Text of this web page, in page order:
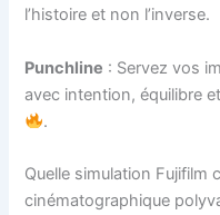
l’histoire et non l’inverse.
Punchline : Servez vos
avec intention, équilibre
.
Quelle simulation Fujifilm
cinématographique